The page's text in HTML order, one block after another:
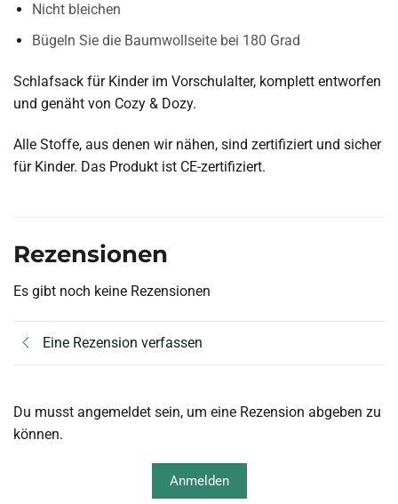
Nicht bleichen
Bügeln Sie die Baumwollseite bei 180 Grad
Schlafsack für Kinder im Vorschulalter, komplett entworfen
und genäht von Cozy & Dozy.
Alle Stoffe, aus denen wir nähen, sind zertifiziert und sicher
für Kinder. Das Produkt ist CE-zertifiziert.
Rezensionen
Es gibt noch keine Rezensionen
Eine Rezension verfassen
Du musst angemeldet sein, um eine Rezension abgeben zu
können.
Anmelden